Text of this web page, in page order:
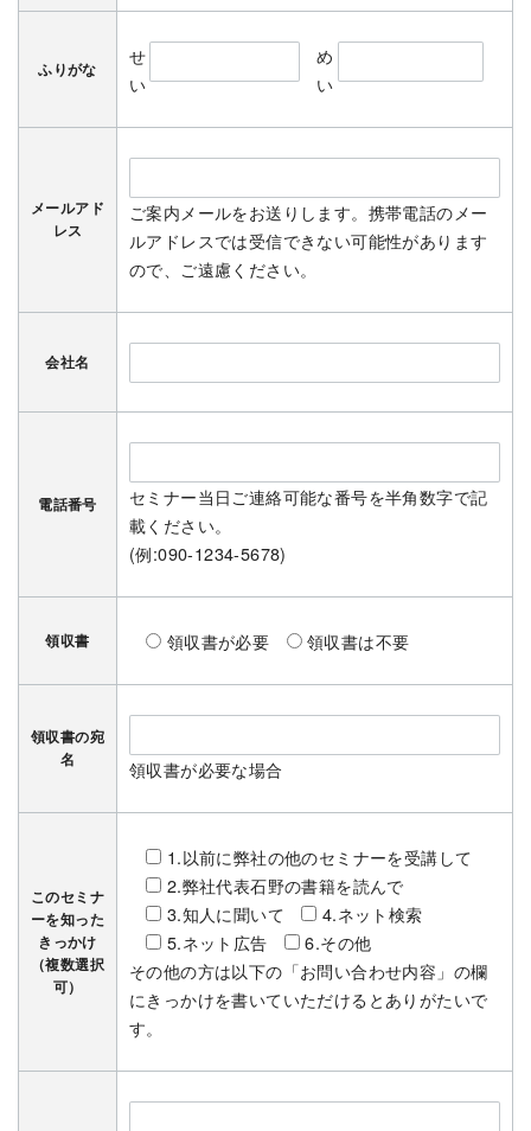
ふりがな
せ
い
め
い
メールアド
レス
ご案内メールをお送りします。携帯電話のメー
ルアドレスでは受信できない可能性があります
ので、ご遠慮ください。
会社名
電話番号
セミナー当日ご連絡可能な番号を半角数字で記
載ください。
(例:090-1234-5678)
領収書 領収書が必要 領収書は不要
領収書の宛
名
領収書が必要な場合
このセミナ
ーを知った
きっかけ
（複数選択
可）
1.以前に弊社の他のセミナーを受講して
2.弊社代表石野の書籍を読んで
3.知人に聞いて
4.ネット検索
5.ネット広告
6.その他
その他の方は以下の「お問い合わせ内容」の欄
にきっかけを書いていただけるとありがたいで
す。